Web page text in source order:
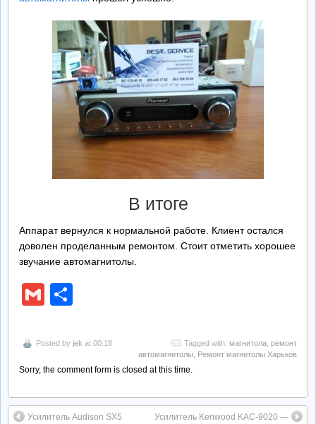
В итоге
Аппарат вернулся к нормальной работе. Клиент остался
доволен проделанным ремонтом. Стоит отметить хорошее
звучание автомагнитолы.
Gmail
Posted by jek at 00:18 Tagged with: магнитола ремонт
автомагнитолы
Ремонт магнитолы Харьков
Sorry, the comment form is closed at this time.
Усилитель Audison SX5
Усилитель Kenwood KAC-9020 —